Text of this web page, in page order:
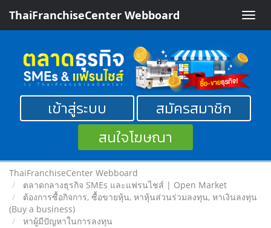
Toggle
ThaiFranchiseCenter Webboard
เข้าสู่ระบบ
สมัครสมาชิก
สนใจโฆษณา
ThaiFranchiseCenter Webboard
ตลาดกลางธุรกิจ SMEs และแฟรนไชส์ | Open Market
ต้องการซื้อกิจการ, ซื้อขายหุ้น, หาหุ้นส่วนร่วมลงทุน, หาเงินลงทุน
(Buy a business)
หาผู้มีปัญหาในการลงทุน